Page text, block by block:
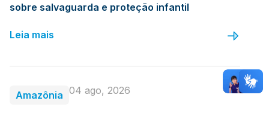
sobre salvaguarda e proteção infantil
Leia mais
Amazônia 04 ago, 2026